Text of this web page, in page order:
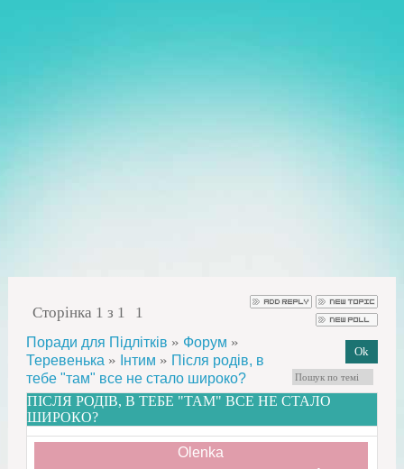
Сторінка 1 з 1 1
Поради для Підлітків » Форум »
Теревенька » Інтим » Після родів, в
тебе "там" все не стало широко?
ПІСЛЯ РОДІВ, В ТЕБЕ "ТАМ" ВСЕ НЕ СТАЛО
ШИРОКО?
Olenka